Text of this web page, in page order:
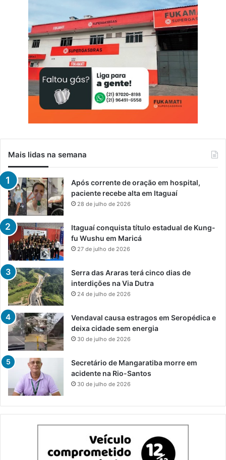
Mais lidas na semana
Após corrente de oração em hospital,
paciente recebe alta em Itaguaí
28 de julho de 2026
Itaguaí conquista título estadual de Kung-
fu Wushu em Maricá
27 de julho de 2026
Serra das Araras terá cinco dias de
interdições na Via Dutra
24 de julho de 2026
Vendaval causa estragos em Seropédica e
deixa cidade sem energia
30 de julho de 2026
Secretário de Mangaratiba morre em
acidente na Rio-Santos
30 de julho de 2026